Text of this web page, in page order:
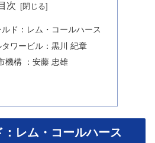
次
ド：レム・コールハース
ワービル：黒川 紀章
機構 ：安藤 忠雄
レム・コールハース